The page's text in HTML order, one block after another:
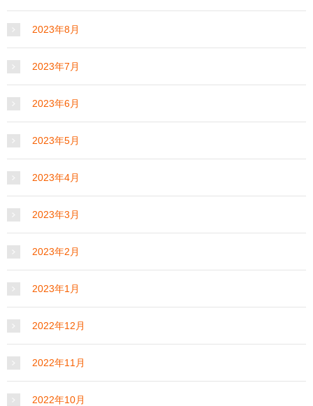
2023年8月
2023年7月
2023年6月
2023年5月
2023年4月
2023年3月
2023年2月
2023年1月
2022年12月
2022年11月
2022年10月